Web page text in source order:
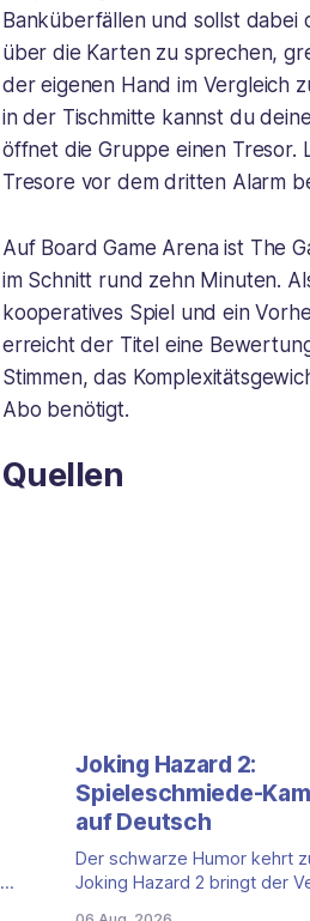
Banküberfällen und sollst dabei
über die Karten zu sprechen,
der eigenen Hand im Vergleich
in der Tischmitte kannst du
öffnet die Gruppe einen Tresor.
Tresore vor dem dritten Alarm
Auf Board Game Arena ist The
im Schnitt rund zehn Minuten.
kooperatives Spiel und ein
erreicht der Titel eine
Stimmen, das
Abo benötigt.
Quellen
Joking Hazard 2:
Spieleschmiede-
auf Deutsch
Der schwarze Humor kehrt
Joking Hazard 2 bringt der